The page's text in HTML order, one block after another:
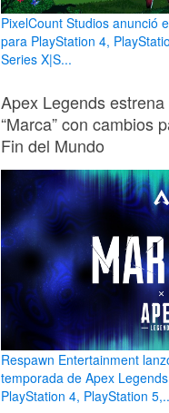
PixelCount Studios anunció
para PlayStation 4,
Series X|S...
Apex Legends
“Marca” con cambios
Fin del Mundo
Respawn Entertainment
temporada de Apex
PlayStation 4, PlayStation